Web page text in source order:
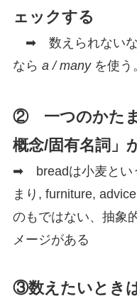
ェックする
➡ 数えられないな
なら a / manyを使う
② 一つのかたま
概念/固有名詞」
➡ breadは小麦とい
まり, furniture,
のもではない、抽象
メージがある
③数えたいとき